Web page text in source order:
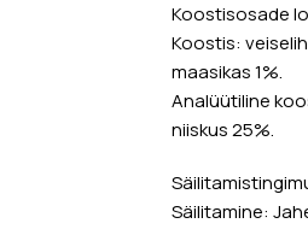
Koostisosade
Koostis:
maasikas 1%.
Analüütiline
niiskus 25%.
Säilitamine: